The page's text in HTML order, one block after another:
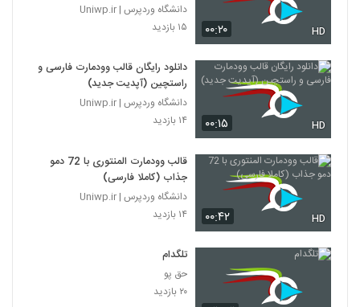
۰۰:۲۰ HD
دانشگاه وردپرس | Uniwp.ir
۱۵ بازدید
۰۰:۱۵ HD
دانلود رایگان قالب وودمارت فارسی و
راستچین (آپدیت جدید)
دانشگاه وردپرس | Uniwp.ir
۱۴ بازدید
۰۰:۴۲ HD
قالب وودمارت المنتوری با 72 دمو
جذاب (کاملا فارسی)
دانشگاه وردپرس | Uniwp.ir
۱۴ بازدید
تلگدام
حق پو
۲۰ بازدید